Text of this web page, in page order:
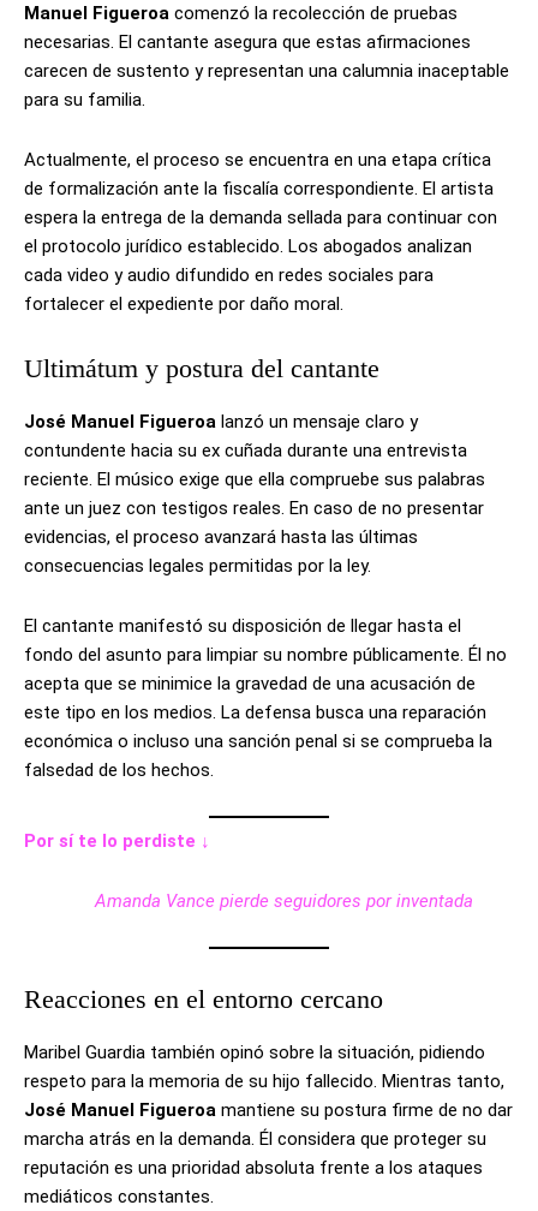
Manuel Figueroa comenzó la recolección de pruebas
necesarias. El cantante asegura que estas afirmaciones
carecen de sustento y representan una calumnia inaceptable
para su familia.
Actualmente, el proceso se encuentra en una etapa crítica
de formalización ante la fiscalía correspondiente. El artista
espera la entrega de la demanda sellada para continuar con
el protocolo jurídico establecido. Los abogados analizan
cada video y audio difundido en redes sociales para
fortalecer el expediente por daño moral.
Ultimátum y postura del cantante
José Manuel Figueroa lanzó un mensaje claro y
contundente hacia su ex cuñada durante una entrevista
reciente. El músico exige que ella compruebe sus palabras
ante un juez con testigos reales. En caso de no presentar
evidencias, el proceso avanzará hasta las últimas
consecuencias legales permitidas por la ley.
El cantante manifestó su disposición de llegar hasta el
fondo del asunto para limpiar su nombre públicamente. Él no
acepta que se minimice la gravedad de una acusación de
este tipo en los medios. La defensa busca una reparación
económica o incluso una sanción penal si se comprueba la
falsedad de los hechos.
Por sí te lo perdiste ↓
Amanda Vance pierde seguidores por inventada
Reacciones en el entorno cercano
Maribel Guardia también opinó sobre la situación, pidiendo
respeto para la memoria de su hijo fallecido. Mientras tanto,
José Manuel Figueroa mantiene su postura firme de no dar
marcha atrás en la demanda. Él considera que proteger su
reputación es una prioridad absoluta frente a los ataques
mediáticos constantes.